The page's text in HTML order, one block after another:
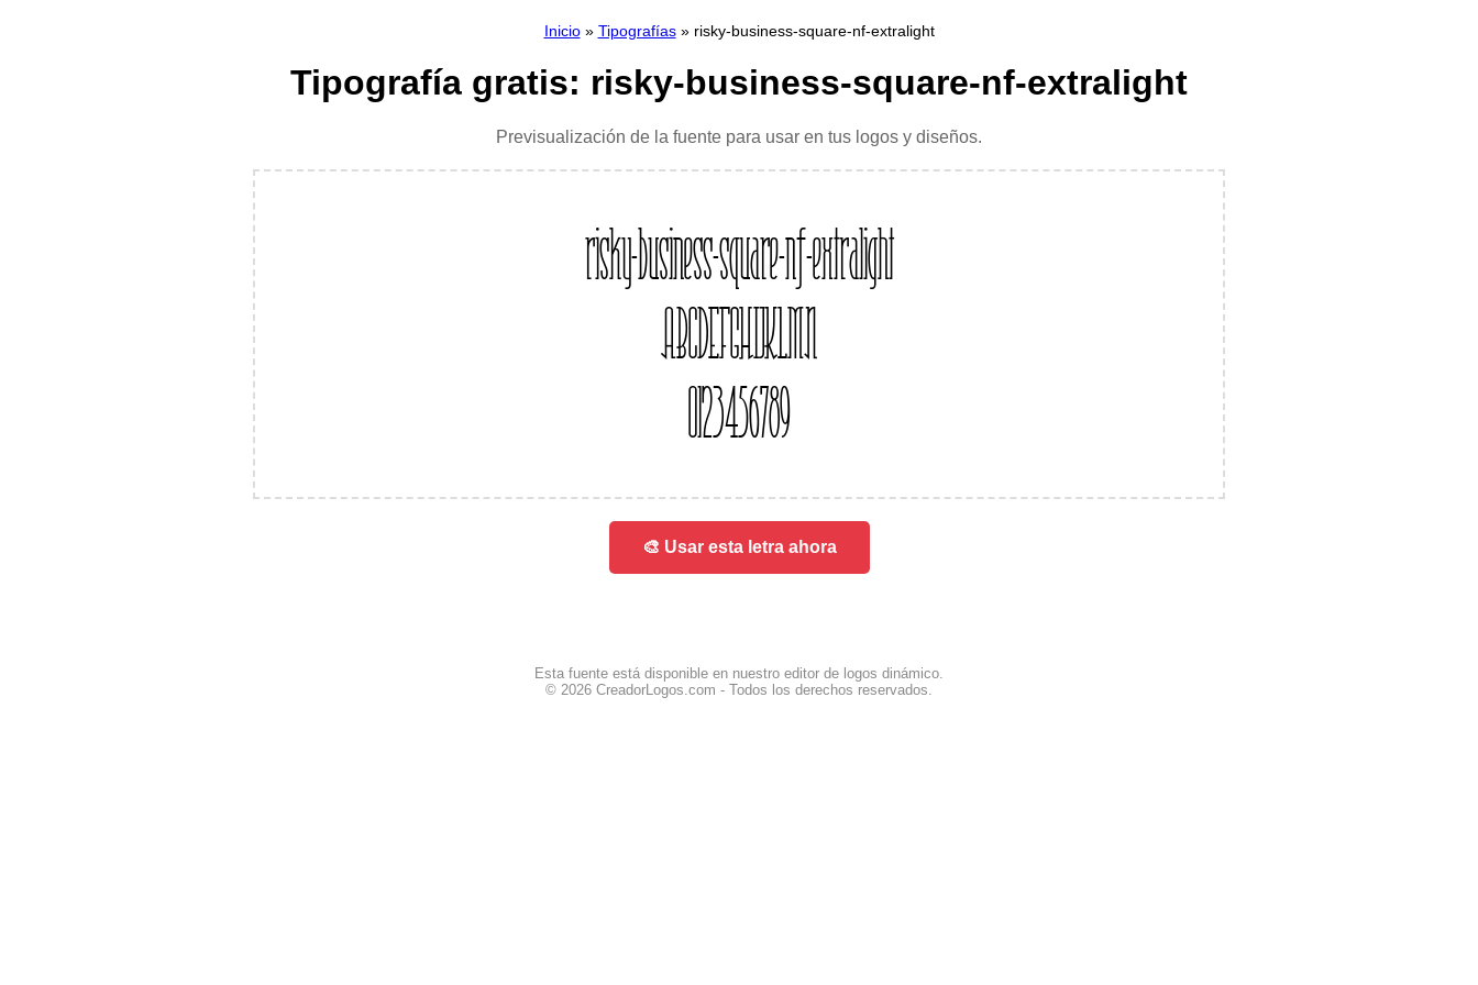
Inicio» Tipografías» risky-business-square-nf-extralight
Tipografía gratis: risky-business-square-nf-extralight
Previsualización de la fuente para usar en tus logos y diseños.
risky-business-square-nf-extralight
ABCDEFGHIJKLMN
0123456789
🎨 Usar esta letra ahora
Esta fuente está disponible en nuestro editor de logos dinámico.
© 2026 CreadorLogos.com - Todos los derechos reservados.